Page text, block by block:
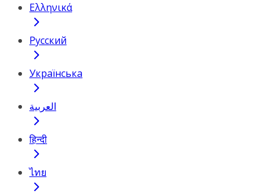
Ελληνικά
Русский
Українська
العربية
हिन्दी
ไทย